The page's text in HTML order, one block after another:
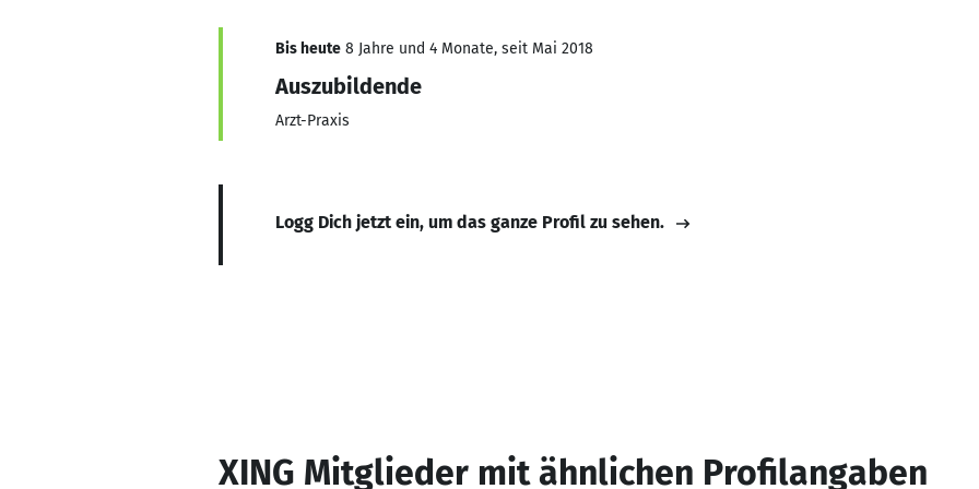
Bis heute 8 Jahre und 4 Monate, seit Mai 2018
Auszubildende
Arzt-Praxis
Logg Dich jetzt ein, um das ganze Profil zu sehen.
XING Mitglieder mit ähnlichen Profilangaben